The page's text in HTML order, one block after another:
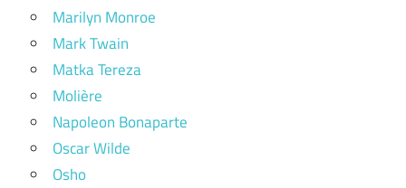
Marilyn Monroe
Mark Twain
Matka Tereza
Molière
Napoleon Bonaparte
Oscar Wilde
Osho